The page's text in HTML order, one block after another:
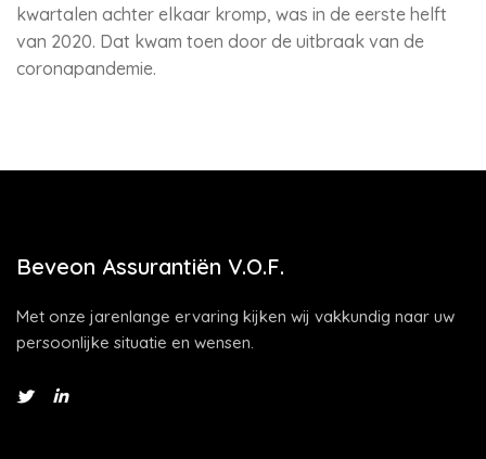
kwartalen achter elkaar kromp, was in de eerste helft
van 2020. Dat kwam toen door de uitbraak van de
coronapandemie.
Beveon Assurantiën V.O.F.
Met onze jarenlange ervaring kijken wij vakkundig naar uw
persoonlijke situatie en wensen.